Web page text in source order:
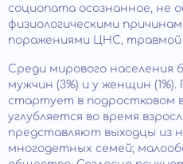
социопата осознанное, не
физиологическими
поражениями ЦНС, травмой
Среди мирового населения
мужчин (3%) и у женщин (1%).
стартует в подростковом
углубляется во время
представляют выходцы из
многодетных семей;